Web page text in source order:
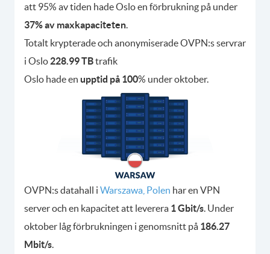
att 95% av tiden hade Oslo en förbrukning på under
37% av maxkapaciteten
Totalt krypterade och anonymiserade OVPN:s servrar
i Oslo 228.99 TBtrafik
Oslo hade en upptid på 100% under oktober.
OVPN:s datahall i Warszawa, Polen har en VPN
server och en kapacitet att leverera 1 Gbit/s. Under
oktober låg förbrukningen i genomsnitt på 186.27
Mbit/s.